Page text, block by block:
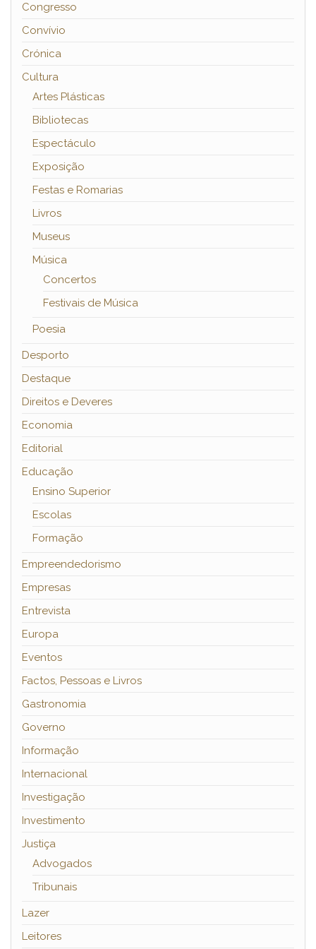
Congresso
Convívio
Crónica
Cultura
Artes Plásticas
Bibliotecas
Espectáculo
Exposição
Festas e Romarias
Livros
Museus
Música
Concertos
Festivais de Música
Poesia
Desporto
Destaque
Direitos e Deveres
Economia
Editorial
Educação
Ensino Superior
Escolas
Formação
Empreendedorismo
Empresas
Entrevista
Europa
Eventos
Factos, Pessoas e Livros
Gastronomia
Governo
Informação
Internacional
Investigação
Investimento
Justiça
Advogados
Tribunais
Lazer
Leitores